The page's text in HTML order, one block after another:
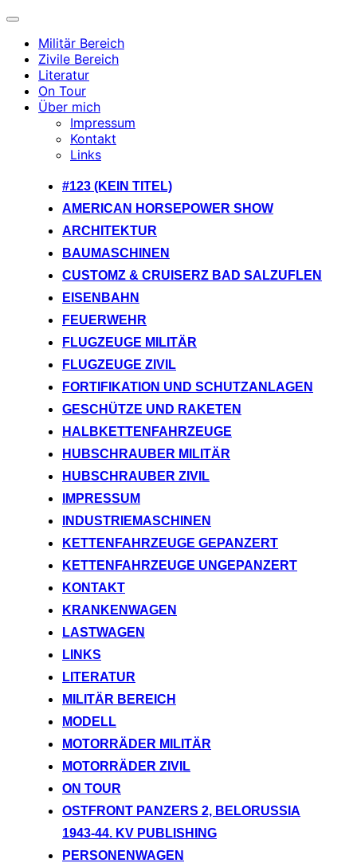
Navigation
umschalten
Militär Bereich
Zivile Bereich
Literatur
On Tour
Über mich
Impressum
Kontakt
Links
springen
#123 (KEIN TITEL)
AMERICAN HORSEPOWER SHOW
ARCHITEKTUR
BAUMASCHINEN
CUSTOMZ & CRUISERZ BAD SALZUFLEN
EISENBAHN
FEUERWEHR
FLUGZEUGE MILITÄR
FLUGZEUGE ZIVIL
FORTIFIKATION UND SCHUTZANLAGEN
GESCHÜTZE UND RAKETEN
HALBKETTENFAHRZEUGE
HUBSCHRAUBER MILITÄR
HUBSCHRAUBER ZIVIL
IMPRESSUM
INDUSTRIEMASCHINEN
KETTENFAHRZEUGE GEPANZERT
KETTENFAHRZEUGE UNGEPANZERT
KONTAKT
KRANKENWAGEN
LASTWAGEN
LINKS
LITERATUR
MILITÄR BEREICH
MODELL
MOTORRÄDER MILITÄR
MOTORRÄDER ZIVIL
ON TOUR
OSTFRONT PANZERS 2, BELORUSSIA
1943-44. KV PUBLISHING
PERSONENWAGEN